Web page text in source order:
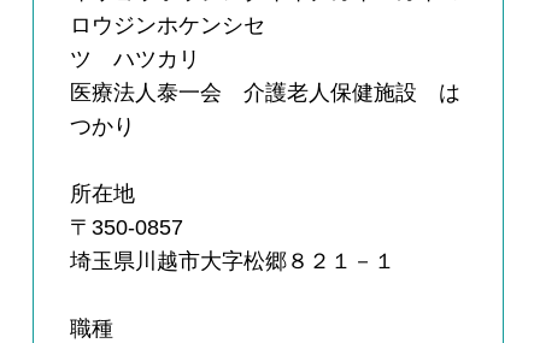
ロウジンホケンシセ
ツ ハツカリ
医療法人泰一会 介護老人保健施設 は
つかり
所在地
〒350-0857
埼玉県川越市大字松郷８２１－１
職種